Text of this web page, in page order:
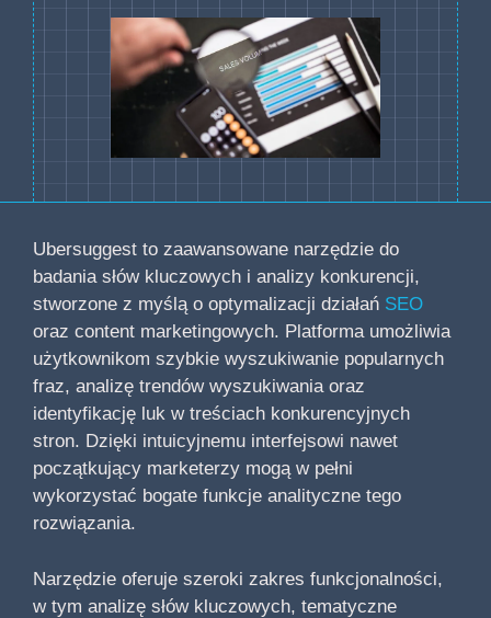
Ubersuggest to zaawansowane narzędzie do
badania słów kluczowych i analizy konkurencji,
stworzone z myślą o optymalizacji działań SEO
oraz content marketingowych. Platforma umożliwia
użytkownikom szybkie wyszukiwanie popularnych
fraz, analizę trendów wyszukiwania oraz
identyfikację luk w treściach konkurencyjnych
stron. Dzięki intuicyjnemu interfejsowi nawet
początkujący marketerzy mogą w pełni
wykorzystać bogate funkcje analityczne tego
rozwiązania.
Narzędzie oferuje szeroki zakres funkcjonalności,
w tym analizę słów kluczowych, tematyczne